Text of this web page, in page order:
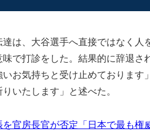
は、大谷選手へ直接ではなく人
で打診をした。結果的に辞退
お気持ちと受け止めております
いたします」と述べた。
官房長官が否定「日本で最も権